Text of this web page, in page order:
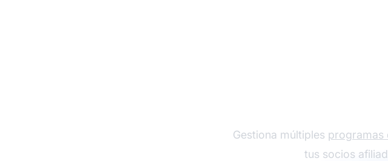
Gestiona múltiples programas
tus socios